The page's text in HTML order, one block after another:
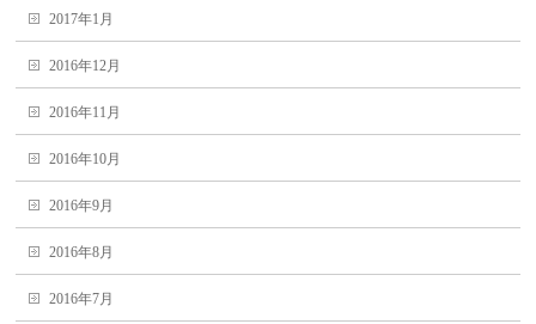
2017年1月
2016年12月
2016年11月
2016年10月
2016年9月
2016年8月
2016年7月